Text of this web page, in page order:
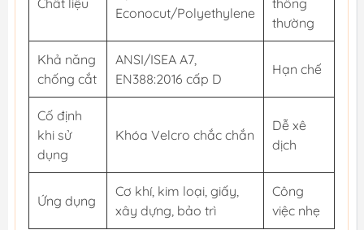
Econocut/Polyethylene
thường
Khả năng
chống cắt
ANSI/ISEA A7,
EN388:2016 cấp D
Hạn chế
Cố định
khi sử
dụng
Khóa Velcro chắc chắn
Dễ xê
dịch
Ứng dụng
Cơ khí, kim loại, giấy,
xây dựng, bảo trì
Công
việc nhẹ